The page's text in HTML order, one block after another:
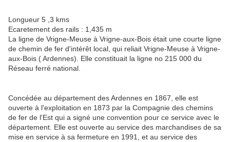
Longueur 5 ,3 kms
Ecaretement des rails : 1,435 m
La ligne de Vrigne-Meuse à Vrigne-aux-Bois était une courte ligne
de chemin de fer d'intérêt local, qui reliait Vrigne-Meuse à Vrigne-
aux-Bois ( Ardennes). Elle constituait la ligne no 215 000 du
Réseau ferré national.
Concédée au département des Ardennes en 1867, elle est
ouverte à l'exploitation en 1873 par la Compagnie des chemins
de fer de l'Est qui a signé une convention pour ce service avec le
département. Elle est ouverte au service des marchandises de sa
mise en service à sa fermeture en 1991, et au service des